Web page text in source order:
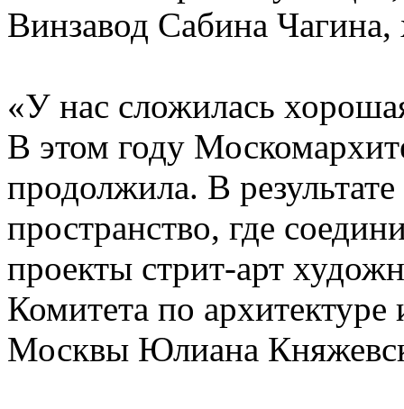
Винзавод Сабина
«У нас сложилась
В этом году
продолжила. В
пространство, где
проекты стрит-арт
Комитета по архитектуре
Москвы Юлиана